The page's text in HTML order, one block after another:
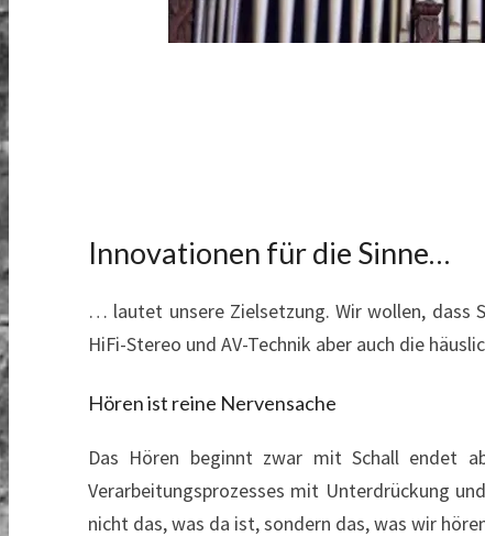
Innovationen für die Sinne…
… lautet unsere Zielsetzung. Wir wollen, dass
HiFi-Stereo und AV-Technik aber auch die
Hören ist reine Nervensache
Das Hören beginnt zwar mit Schall endet
Verarbeitungsprozesses mit Unterdrückung
nicht das, was da ist, sondern das, was wir